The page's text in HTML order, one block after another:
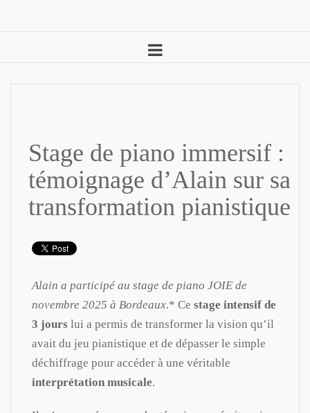
Stage de piano immersif :
témoignage d’Alain sur sa
transformation pianistique
Alain a participé au stage de piano JOIE de
novembre 2025 à Bordeaux.* Ce stage intensif de
3 jours lui a permis de transformer la vision qu’il
avait du jeu pianistique et de dépasser le simple
déchiffrage pour accéder à une véritable
interprétation musicale.